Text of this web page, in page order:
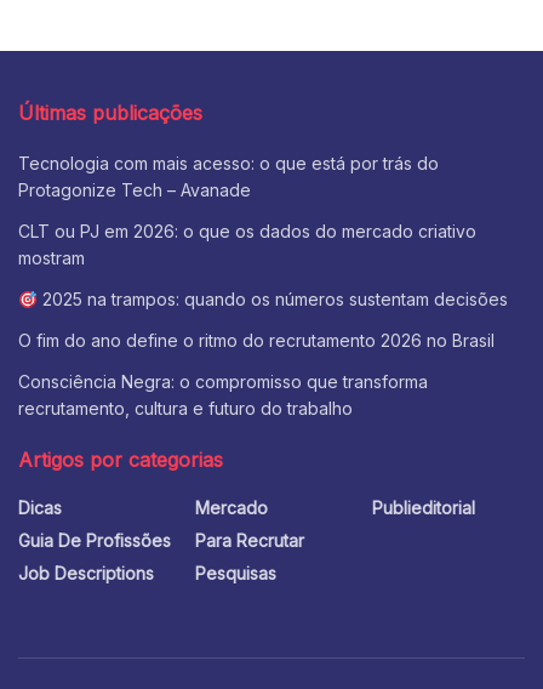
Últimas publicações
Tecnologia com mais acesso: o que está por trás do
Protagonize Tech – Avanade
CLT ou PJ em 2026: o que os dados do mercado criativo
mostram
2025 na trampos: quando os números sustentam decisões
O fim do ano define o ritmo do recrutamento 2026 no Brasil
Consciência Negra: o compromisso que transforma
recrutamento, cultura e futuro do trabalho
Artigos por categorias
Dicas
Guia De Profissões
Job Descriptions
Mercado
Para Recrutar
Pesquisas
Publieditorial